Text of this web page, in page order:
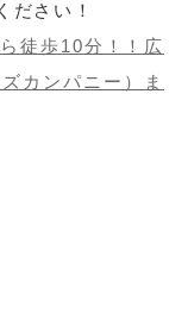
ださい！
徒歩10分！！広
カンパニー）ま